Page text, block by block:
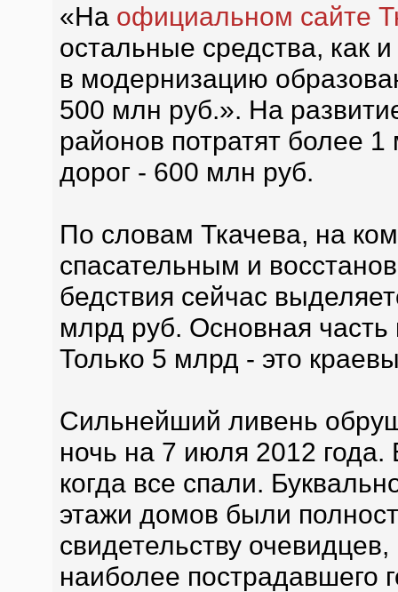
«На официальном сайте
остальные средства, как
в модернизацию
500 млн руб.». На
районов потратят более
дорог - 600 млн руб.
По словам Ткачева, на
спасательным и
бедствия сейчас
млрд руб. Основная
Только 5 млрд - это
Сильнейший ливень
ночь на 7 июля 2012
когда все спали.
этажи домов были
свидетельству
наиболее пострадавшего